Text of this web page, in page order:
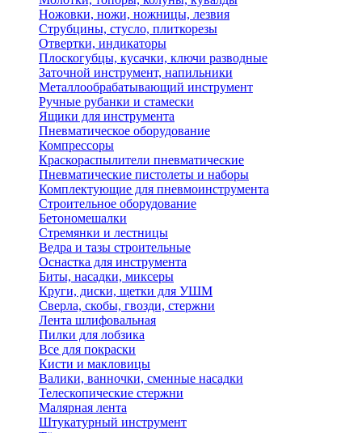
Ножовки, ножи, ножницы, лезвия
Струбцины, стусло, плиткорезы
Отвертки, индикаторы
Плоскогубцы, кусачки, ключи разводные
Заточной инструмент, напильники
Металлообрабатывающий инструмент
Ручные рубанки и стамески
Ящики для инструмента
Пневматическое оборудование
Компрессоры
Краскораспылители пневматические
Пневматические пистолеты и наборы
Комплектующие для пневмоинструмента
Строительное оборудование
Бетономешалки
Стремянки и лестницы
Ведра и тазы строительные
Оснастка для инструмента
Биты, насадки, миксеры
Круги, диски, щетки для УШМ
Сверла, скобы, гвозди, стержни
Лента шлифовальная
Пилки для лобзика
Все для покраски
Кисти и макловицы
Валики, ванночки, сменные насадки
Телескопические стержни
Малярная лента
Штукатурный инструмент